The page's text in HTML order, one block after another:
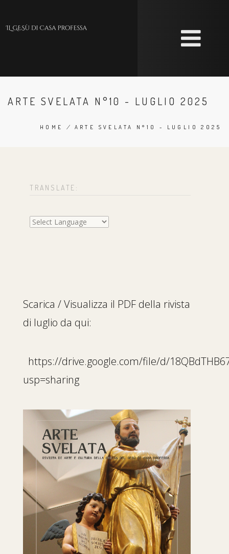
main
ARTE SVELATA N°10 - LUGLIO 2025
HOME / ARTE SVELATA N°10 - LUGLIO 2025
TRANSLATE:
Scarica / Visualizza il PDF della rivista
di luglio da qui:
https://drive.google.com/file/d/
usp=sharing